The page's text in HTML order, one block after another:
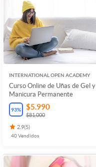
INTERNATIONAL OPEN ACADEMY
Curso Online de Uñas de Gel y
Manicura Permanente
93% $5.990
$81.000
2.9(5)
40Vendidos